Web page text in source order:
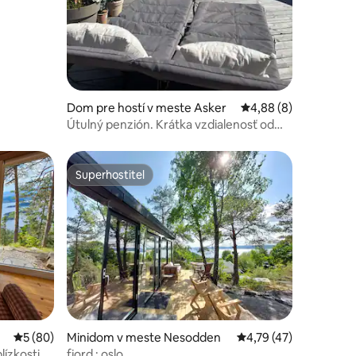
12 Dom pre hostí v meste Asker Priemerné
4,88 (8)
Útulný penzión. Krátka vzdialenosť od
26
Priemerné ohodnotenie 5 z 5, počet hodnotení: 80
5 (80)
Superhostiteľ
Superhostiteľ
Minidom v meste Nesodden Priemerné
4,79 (47)